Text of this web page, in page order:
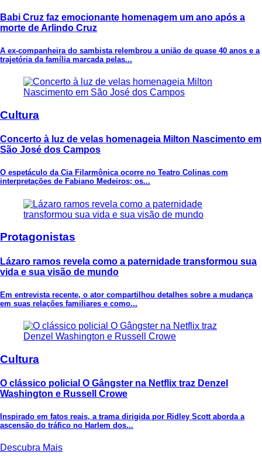
Babi Cruz faz emocionante homenagem um ano após a
morte de Arlindo Cruz
A ex-companheira do sambista relembrou a união de quase 40 anos e a
trajetória da família marcada pelas...
Cultura
Concerto à luz de velas homenageia Milton Nascimento em
São José dos Campos
O espetáculo da Cia Filarmônica ocorre no Teatro Colinas com
interpretações de Fabiano Medeiros; os...
Protagonistas
Lázaro ramos revela como a paternidade transformou sua
vida e sua visão de mundo
Em entrevista recente, o ator compartilhou detalhes sobre a mudança
em suas relações familiares e como...
Cultura
O clássico policial O Gângster na Netflix traz Denzel
Washington e Russell Crowe
Inspirado em fatos reais, a trama dirigida por Ridley Scott aborda a
ascensão do tráfico no Harlem dos...
Descubra Mais